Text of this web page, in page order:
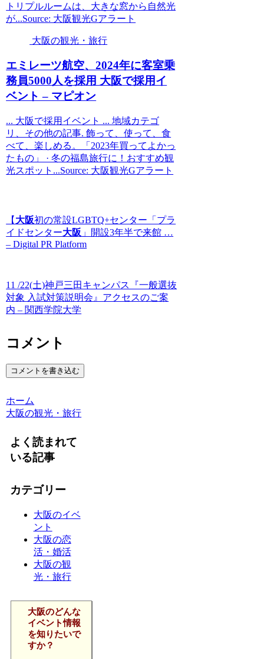
トリプルルームは、大きな窓から自然光
が...Source: 大阪観光Gアラート
大阪の観光・旅行
エミレーツ航空、2024年に客室乗
務員5000人を採用 大阪で採用イ
ベント – マピオン
... 大阪で採用イベント ... 地域カテゴ
リ、その他の記事. 飾って、使って、食
べて、楽しめる。「2023年買ってよかっ
たもの」 · 冬の福島旅行に！おすすめ観
光スポット...Source: 大阪観光Gアラート
【 大阪初の常設LGBTQ+センター「プラ
イドセンター大阪 」開設3年半で来館 …
– Digital PR Platform
11 /22(土)神戸三田キャンパス『一般選抜
対象 入試対策説明会』アクセスのご案
内 – 関西学院大学
コメント
コメントを書き込む
ホーム
大阪の観光・旅行
よく読まれて
いる記事
カテゴリー
大阪のイベ
ント
大阪の恋
活・婚活
大阪の観
光・旅行
大阪のどんな
イベント情報
を知りたいで
すか？